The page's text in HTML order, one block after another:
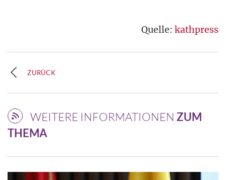
Quelle: kathpress
ZURÜCK
WEITERE INFORMATIONEN ZUM
THEMA